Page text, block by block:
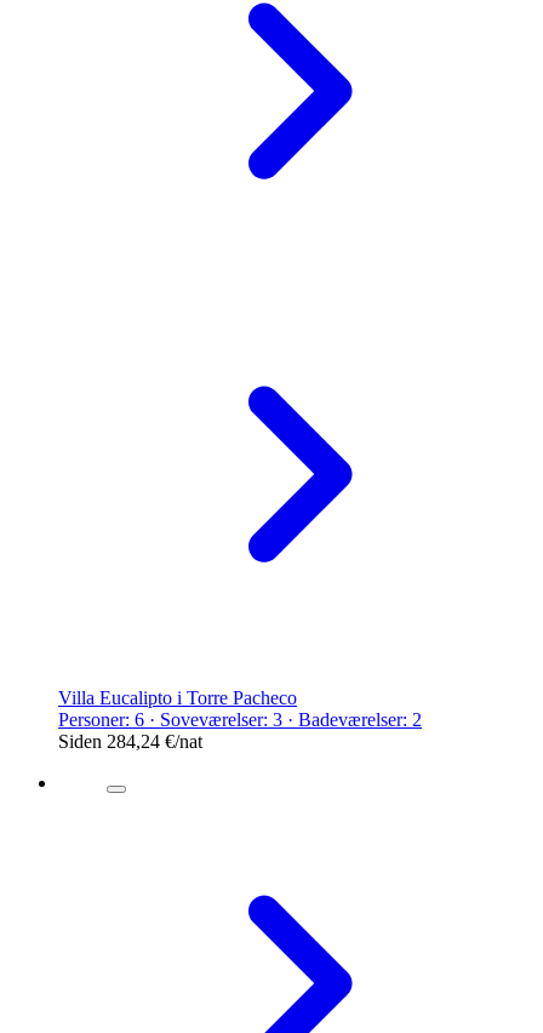
Villa Eucalipto i Torre Pacheco
Personer: 6 · Soveværelser: 3 · Badeværelser: 2
Siden 284,24 €/nat